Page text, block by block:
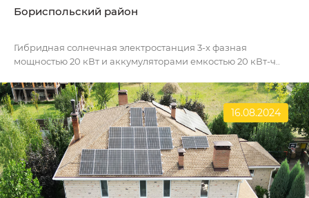
Бориспольский район
Гибридная солнечная электростанция 3-х фазная
мощностью 20 кВт и аккумуляторами емкостью 20 кВт-ч..
16.08.2024